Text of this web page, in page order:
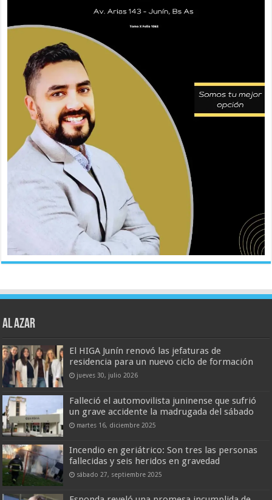
AL AZAR
El HIGA Junín renovó las jefaturas de
residencia para un nuevo ciclo de formación
jueves 30, julio 2026
Falleció el automovilista juninense que sufrió
un grave accidente la madrugada del sábado
martes 16, diciembre 2025
Incendio en geriátrico: Son tres las personas
fallecidas y seis heridos en gravedad
sábado 27, septiembre 2025